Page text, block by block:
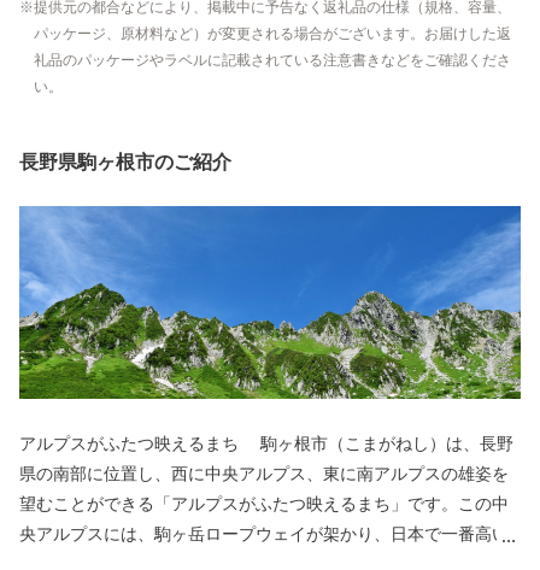
提供元の都合などにより、掲載中に予告なく返礼品の仕様（規格、容量、
パッケージ、原材料など）が変更される場合がございます。お届けした返
礼品のパッケージやラベルに記載されている注意書きなどをご確認くださ
い。
長野県駒ヶ根市のご紹介
アルプスがふたつ映えるまち 駒ヶ根市（こまがねし）は、長野
県の南部に位置し、西に中央アルプス、東に南アルプスの雄姿を
望むことができる「アルプスがふたつ映えるまち」です。この中
央アルプスには、駒ヶ岳ロープウェイが架かり、日本で一番高い